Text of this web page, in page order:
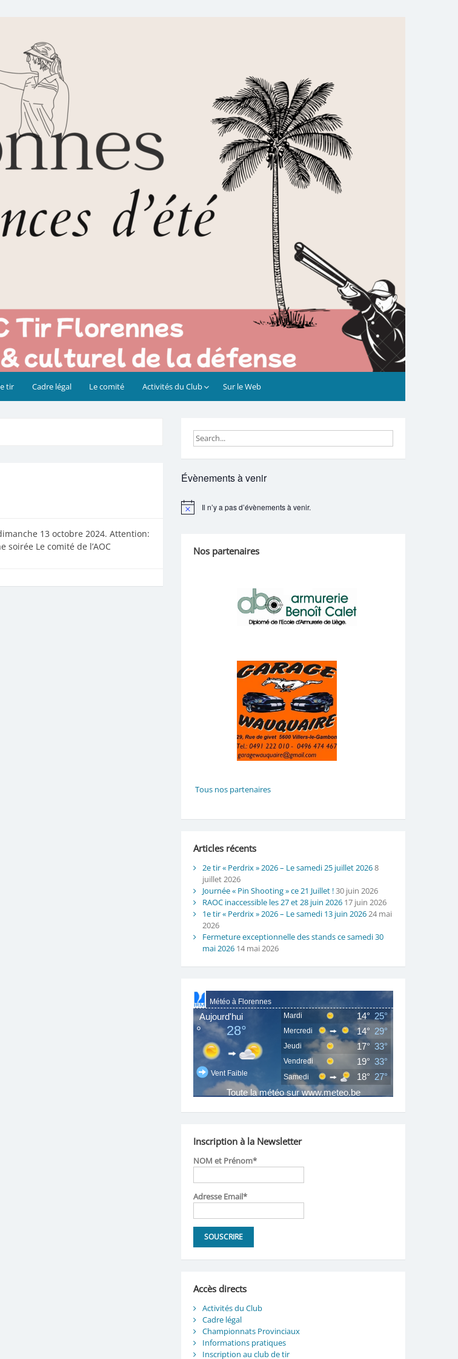
tir Cadre légal Le comité Activités du Club Sur le Web
13 octobre 2024. Attention:
soirée Le comité de l’AOC
Évènements à venir
Notice Il n’y a pas d’évènements à venir.
Nos partenaires
Tous nos partenaires
Articles récents
2e tir « Perdrix » 2026 – Le samedi 25 juillet 20268
juillet 2026
Journée « Pin Shooting » ce 21 Juillet !30 juin 2026
RAOC inaccessible les 27 et 28 juin 2026 17 juin 2026
1e tir « Perdrix » 2026 – Le samedi 13 juin 202624 mai
2026
Fermeture exceptionnelle des stands ce samedi 30
mai 2026 14 mai 2026
Inscription à la Newsletter
NOM et Prénom*
Adresse Email*
Accès directs
Activités du Club
Cadre légal
Championnats Provinciaux
Informations pratiques
Inscription au club de tir